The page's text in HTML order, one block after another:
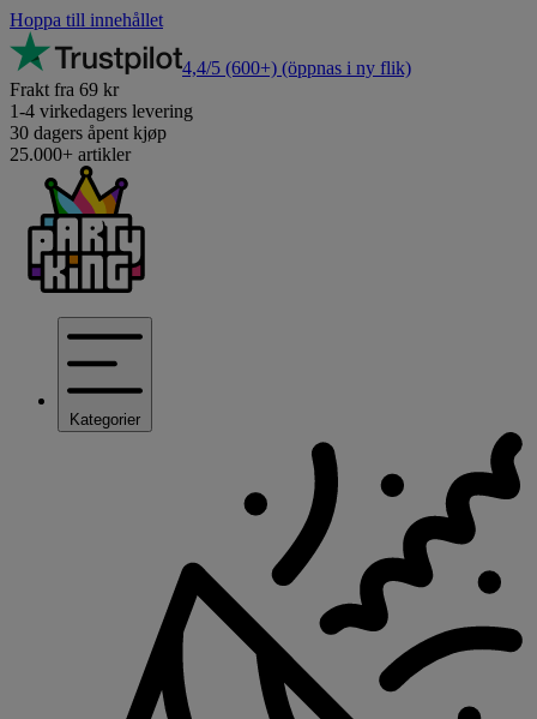
Hoppa till innehållet
4,4/5 (600+) (öppnas i ny flik)
Frakt fra 69 kr
1-4 virkedagers levering
30 dagers åpent kjøp
25.000+ artikler
Kategorier